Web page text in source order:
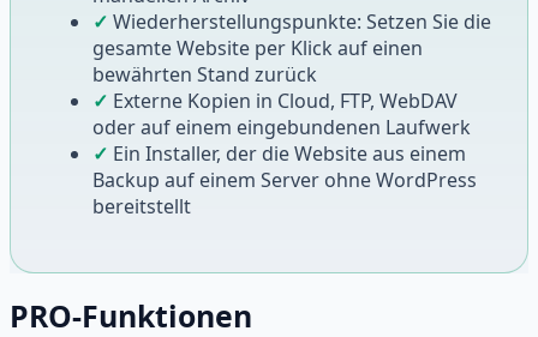
✓ Wiederherstellungspunkte: Setzen Sie die
gesamte Website per Klick auf einen
bewährten Stand zurück
✓ Externe Kopien in Cloud, FTP, WebDAV
oder auf einem eingebundenen Laufwerk
✓ Ein Installer, der die Website aus einem
Backup auf einem Server ohne WordPress
bereitstellt
PRO-Funktionen